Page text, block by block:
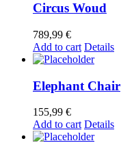
Circus Woud
789,99 €
Add to cart Details
Elephant Chair
155,99 €
Add to cart Details